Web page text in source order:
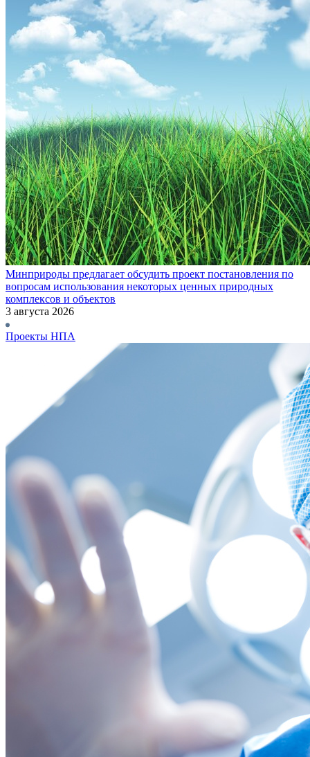
Минприроды предлагает обсудить проект постановления по
вопросам использования некоторых ценных природных
комплексов и объектов
3 августа 2026
Проекты НПА